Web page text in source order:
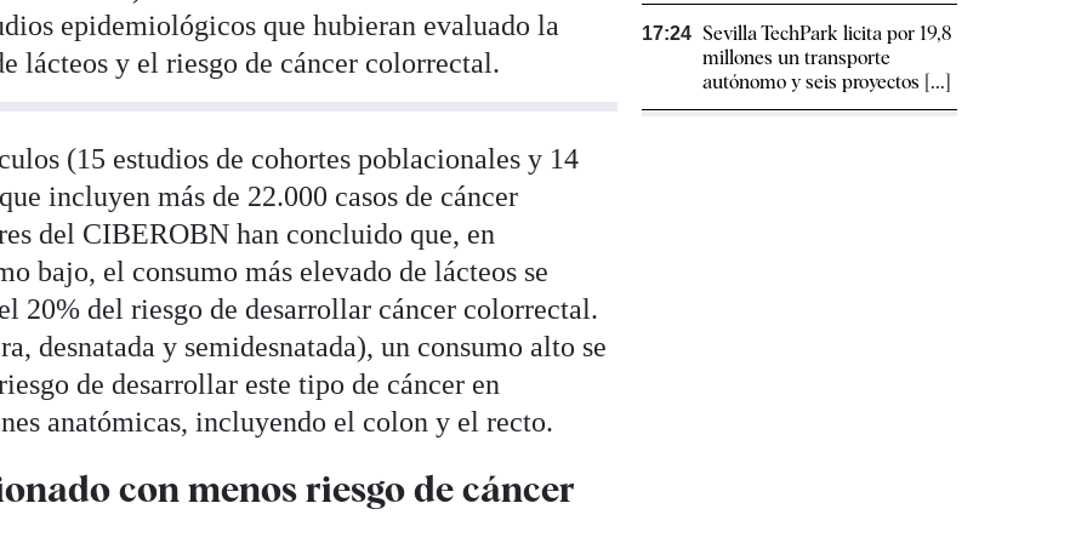
epidemiológicos que hubieran evaluado la
lácteos y el riesgo de cáncer colorrectal.
(15 estudios de cohortes poblacionales y 14
incluyen más de 22.000 casos de cáncer
del CIBEROBN han concluido que, en
bajo, el consumo más elevado de lácteos se
20% del riesgo de desarrollar cáncer colorrectal.
desnatada y semidesnatada), un consumo alto se
de desarrollar este tipo de cáncer en
anatómicas, incluyendo el colon y el recto.
con menos riesgo de cáncer
17:24 Sevilla TechPark licita por 19,8
millones un transporte
autónomo y seis proyectos [...]